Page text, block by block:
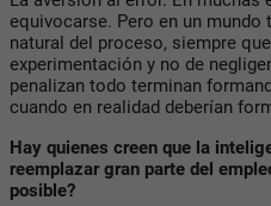
equivocarse. Pero en un
natural del proceso, siempre
experimentación y no de
penalizan todo terminan
cuando en realidad deberían
Hay quienes creen que la
reemplazar gran parte del
posible?